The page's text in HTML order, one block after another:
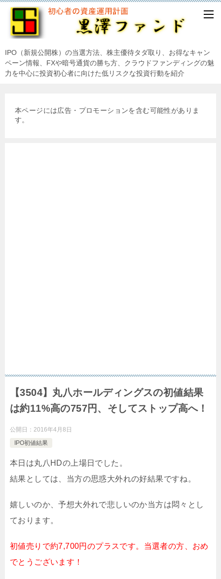
IPO（新規公開株）の当選方法、株主優待タダ取り、お得なキャン
ペーン情報、FXや暗号通貨の勝ち方、クラウドファンディングの魅
力を中心に投資初心者に向けた低リスクな投資行動を紹介
本ページには広告・プロモーションを含む可能性がありま
す。
【3504】丸八ホールディングスの初値結果
は約11%高の757円、そしてストップ高へ！
公開日： 2016年4月8日
IPO初値結果
本日は丸八HDの上場日でした。
結果としては、当方の思惑大外れの好結果ですね。
嬉しいのか、予想大外れで悲しいのか当方は悶々とし
ております。
初値売りで約7,700円のプラスです。当選者の方、おめ
でとうございます！